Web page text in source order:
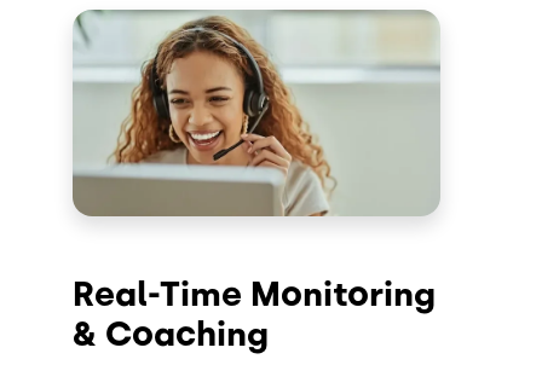
Imagen
Real-Time Monitoring
& Coaching